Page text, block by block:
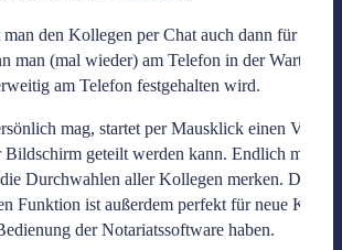
man den Kollegen per Chat auch dann für
man (mal wieder) am Telefon in der
am Telefon festgehalten wird.
mag, startet per Mausklick einen
Bildschirm geteilt werden kann. Endlich muss
Durchwahlen aller Kollegen merken. Die
Funktion ist außerdem perfekt für neue
der Notariatssoftware haben.